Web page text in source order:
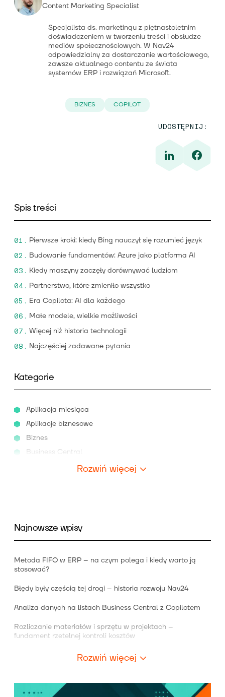
Content Marketing Specialist
Specjalista ds. marketingu z piętnastoletnim
doświadczeniem w tworzeniu treści i obsłudze
mediów społecznościowych. W Nav24
odpowiedzialny za dostarczanie wartościowego,
zawsze aktualnego contentu ze świata
systemów ERP i rozwiązań Microsoft.
BIZNES COPILOT
UDOSTĘPNIJ:
Spis treści
Pierwsze kroki: kiedy Bing nauczył się rozumieć język
Budowanie fundamentów: Azure jako platforma AI
Kiedy maszyny zaczęły dorównywać ludziom
Partnerstwo, które zmieniło wszystko
Era Copilota: AI dla każdego
Małe modele, wielkie możliwości
Więcej niż historia technologii
Najczęściej zadawane pytania
Kategorie
Aplikacja miesiąca
Aplikacje biznesowe
Biznes
Business Central
Rozwiń więcej
Najnowsze wpisy
Metoda FIFO w ERP – na czym polega i kiedy warto ją
stosować?
Błędy były częścią tej drogi – historia rozwoju Nav24
Analiza danych na listach Business Central z Copilotem
Rozliczanie materiałów i sprzętu w projektach –
fundament rzetelnej kontroli kosztów
Rozwiń więcej